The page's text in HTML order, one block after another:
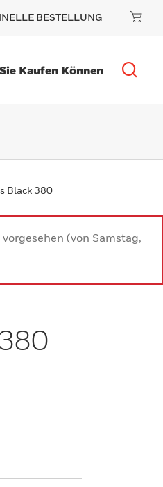
BESTELLUNG
Kaufen Können
Black 380
(von Samstag,